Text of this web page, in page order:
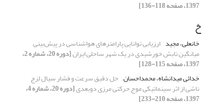
1397، صفحه 118-136]
خ
خانعلی، مجید ارزیابی توانایی پارامترهای هواشناسی در پیش‌بینی
میانگین تابش خورشیدی در یک شهر ساحلی ایران [دوره 20، شماره 2،
1397، صفحه 115-128]
خدائی میدانشاه، محمداحسان حل دقیق سرعت و فشار سیال لزج
ناشی از اثر سینماتیکی موج حرکتی مرزی دوبعدی [دوره 20، شماره 4،
1397، صفحه 210-233]